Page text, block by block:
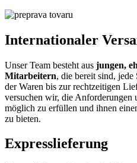
Internationaler
Unser Team besteht aus jungen,
Mitarbeitern, die bereit sind,
der Waren bis zur rechtzeitigen
versuchen wir, die Anforderungen
möglich zu erfüllen und ihnen
zu bieten.
Expresslieferung